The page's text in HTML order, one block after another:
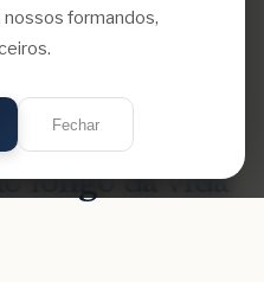
formandos,
Fechar
longo da vida